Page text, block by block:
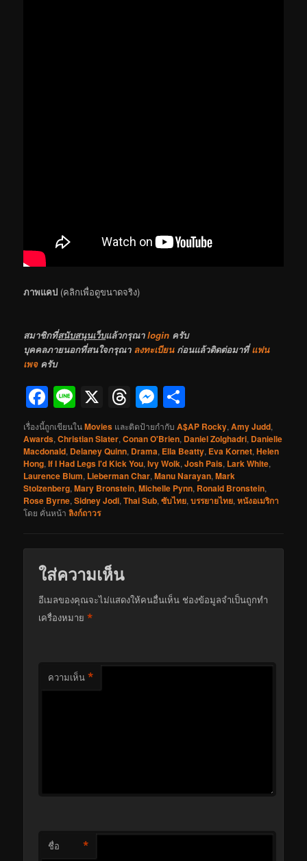
ภาพแคป (คลิกเพื่อดูขนาดจริง)
สมาชิกที่สนับสนุนเว็บแล้วกรุณาlogin ครับ
บุคคลภายนอกที่สนใจกรุณา ลงทะเบียนก่อนแล้วติดต่อมาที่แฟน
เพจครับ
Facebook
Line
X Threads
Messenger
เรื่องนี้ถูกเขียนในMovies และติดป้ายกำกับA$AP Rocky,Amy Judd,
Awards,Christian Slater,Conan O'Brien, Daniel Zolghadri, Danielle
Macdonald, Delaney Quinn, Drama, Ella Beatty, Eva Kornet,Helen
Hong,If I Had Legs I'd Kick You,Ivy Wolk,Josh Pais, Lark White,
Laurence Blum, Lieberman Char,Manu Narayan,Mark
Stolzenberg,Mary Bronstein,Michelle Pynn, Ronald Bronstein,
Rose Byrne,Sidney Jodi,Thai Sub,ซับไทย,บรรยายไทย,หนังอเมริกา
โดย คั่นหน้าลิงก์ถาวร
ใส่ความเห็น
อีเมลของคุณจะไม่แสดงให้คนอื่นเห็น ช่องข้อมูลจำเป็นถูกทำ
เครื่องหมาย*
ความเห็น *
ชื่อ *